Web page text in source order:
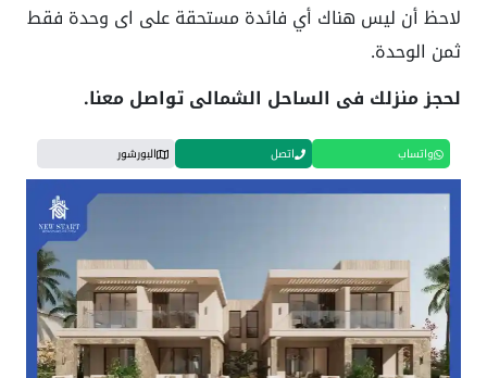
لاحظ أن ليس هناك أي فائدة مستحقة على اى وحدة فقط
ثمن الوحدة.
لحجز منزلك فى الساحل الشمالى تواصل معنا.
واتساب اتصل البورشور